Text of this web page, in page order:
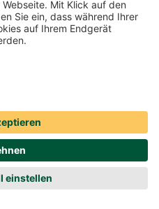
oder einen Nachfolger
und Rechtsanwälte,
Welche
App der